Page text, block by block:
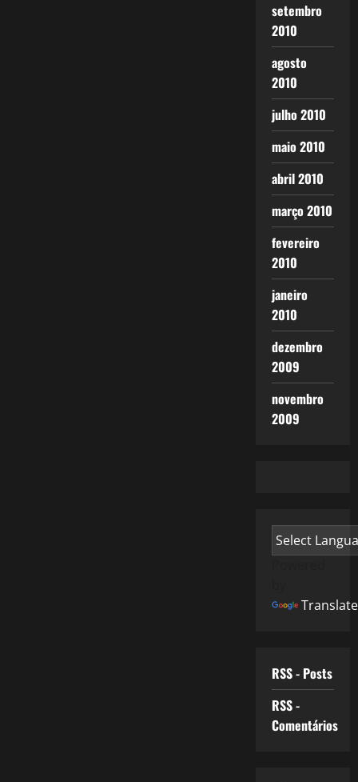
setembro
2010
agosto
2010
julho 2010
maio 2010
abril 2010
março 2010
fevereiro
2010
janeiro
2010
dezembro
2009
novembro
2009
Translate
RSS - Posts
RSS -
Comentários